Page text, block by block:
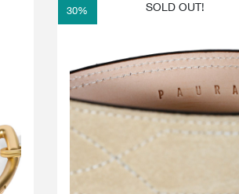
30% SOLD OUT!